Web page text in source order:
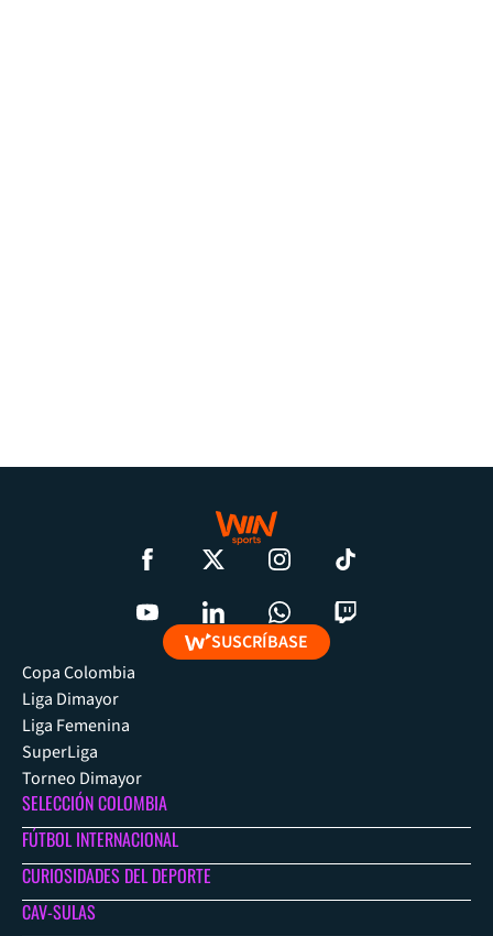
SUSCRÍBASE
Copa Colombia
Liga Dimayor
Liga Femenina
SuperLiga
Torneo Dimayor
SELECCIÓN COLOMBIA
FÚTBOL INTERNACIONAL
CURIOSIDADES DEL DEPORTE
CAV-SULAS